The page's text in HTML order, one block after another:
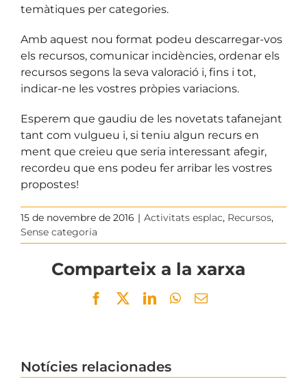
temàtiques per categories.
Amb aquest nou format podeu descarregar-vos
els recursos, comunicar incidències, ordenar els
recursos segons la seva valoració i, fins i tot,
indicar-ne les vostres pròpies variacions.
Esperem que gaudiu de les novetats tafanejant
tant com vulgueu i, si teniu algun recurs en
ment que creieu que seria interessant afegir,
recordeu que ens podeu fer arribar les vostres
propostes!
15 de novembre de 2016 | Activitats esplac, Recursos,
Sense categoria
Comparteix a la xarxa
Facebook
TwitterLinkedInWhatsApp
Email
Notícies relacionades